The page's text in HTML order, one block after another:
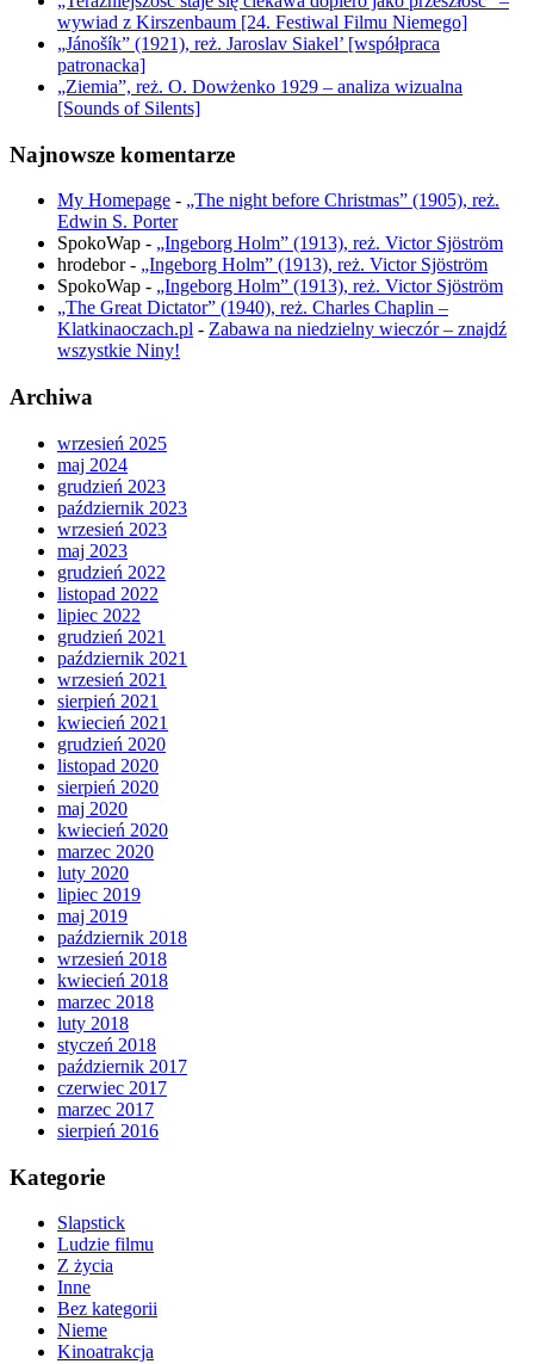
wywiad z Kirszenbaum [24. Festiwal Filmu Niemego]
„Jánošík” (1921), reż. Jaroslav Siakel’ [współpraca
patronacka]
„Ziemia”, reż. O. Dowżenko 1929 – analiza wizualna
[Sounds of Silents]
Najnowsze komentarze
My Homepage - „The night before Christmas” (1905), reż.
Edwin S. Porter
SpokoWap - „Ingeborg Holm” (1913), reż. Victor Sjöström
hrodebor- „Ingeborg Holm” (1913), reż. Victor Sjöström
SpokoWap - „Ingeborg Holm” (1913), reż. Victor Sjöström
„The Great Dictator” (1940), reż. Charles Chaplin –
Klatkinaoczach.pl - Zabawa na niedzielny wieczór – znajdź
wszystkie Niny!
Archiwa
wrzesień 2025
maj 2024
grudzień 2023
październik 2023
wrzesień 2023
maj 2023
grudzień 2022
listopad 2022
lipiec 2022
grudzień 2021
październik 2021
wrzesień 2021
sierpień 2021
kwiecień 2021
grudzień 2020
listopad 2020
sierpień 2020
maj 2020
kwiecień 2020
marzec 2020
luty 2020
lipiec 2019
maj 2019
październik 2018
wrzesień 2018
kwiecień 2018
marzec 2018
luty 2018
styczeń 2018
październik 2017
czerwiec 2017
marzec 2017
sierpień 2016
Kategorie
Slapstick
Ludzie filmu
Z życia
Inne
Bez kategorii
Nieme
Kinoatrakcja